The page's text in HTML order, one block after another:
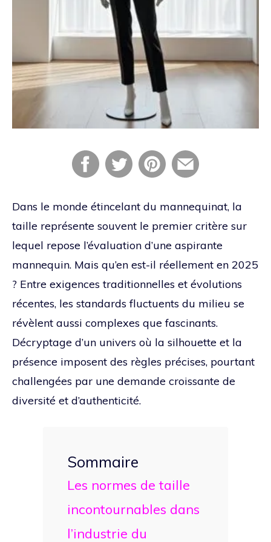
Dans le monde étincelant du mannequinat, la
taille représente souvent le premier critère sur
lequel repose l’évaluation d’une aspirante
mannequin. Mais qu’en est-il réellement en 2025
? Entre exigences traditionnelles et évolutions
récentes, les standards fluctuents du milieu se
révèlent aussi complexes que fascinants.
Décryptage d’un univers où la silhouette et la
présence imposent des règles précises, pourtant
challengées par une demande croissante de
diversité et d’authenticité.
Sommaire
Les normes de taille
incontournables dans
l’industrie du